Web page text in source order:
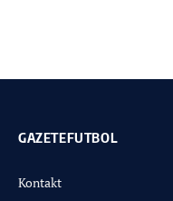
GAZETEFUTBOL
Kontakt